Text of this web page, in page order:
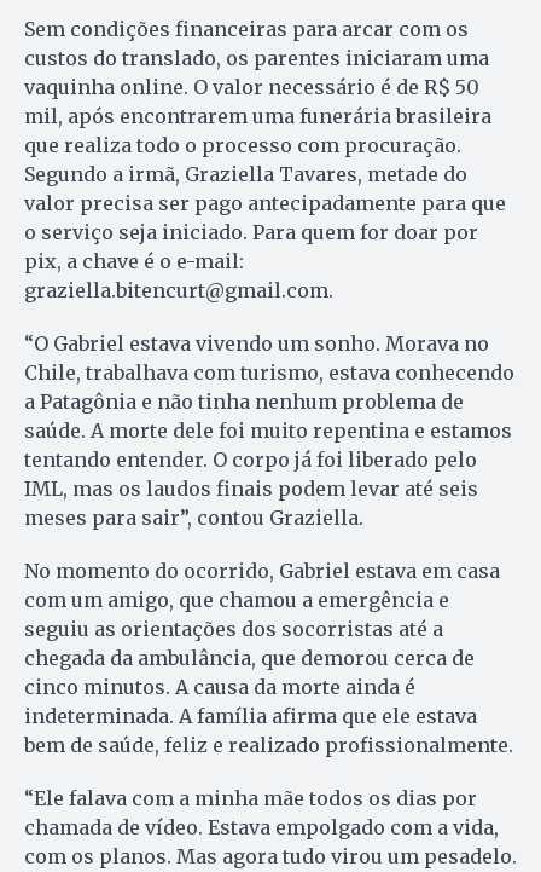
Sem condições financeiras para arcar com os
custos do translado, os parentes iniciaram uma
vaquinha online. O valor necessário é de R$ 50
mil, após encontrarem uma funerária brasileira
que realiza todo o processo com procuração.
Segundo a irmã, Graziella Tavares, metade do
valor precisa ser pago antecipadamente para que
o serviço seja iniciado. Para quem for doar por
pix, a chave é o e-mail:
graziella.bitencurt@gmail.com.
“O Gabriel estava vivendo um sonho. Morava no
Chile, trabalhava com turismo, estava conhecendo
a Patagônia e não tinha nenhum problema de
saúde. A morte dele foi muito repentina e estamos
tentando entender. O corpo já foi liberado pelo
IML, mas os laudos finais podem levar até seis
meses para sair”, contou Graziella.
No momento do ocorrido, Gabriel estava em casa
com um amigo, que chamou a emergência e
seguiu as orientações dos socorristas até a
chegada da ambulância, que demorou cerca de
cinco minutos. A causa da morte ainda é
indeterminada. A família afirma que ele estava
bem de saúde, feliz e realizado profissionalmente.
“Ele falava com a minha mãe todos os dias por
chamada de vídeo. Estava empolgado com a vida,
com os planos. Mas agora tudo virou um pesadelo.